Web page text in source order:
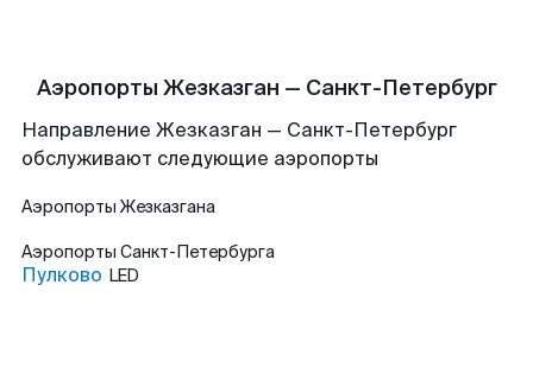
Аэропорты Жезказган — Санкт-Петербург
Направление Жезказган — Санкт-Петербург
обслуживают следующие аэропорты
Аэропорты Жезказгана
Аэропорты Санкт-Петербурга
Пулково LED